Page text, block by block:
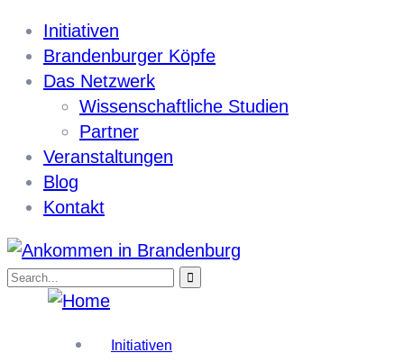
Initiativen
Brandenburger Köpfe
Das Netzwerk
Wissenschaftliche Studien
Partner
Veranstaltungen
Blog
Kontakt
Initiativen